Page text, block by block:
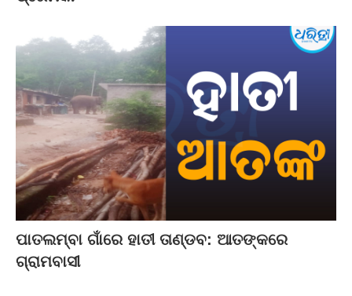
ପାତଲମ୍ବା ଗାଁରେ ହାତୀ ତାଣ୍ଡବ: ଆତଙ୍କରେ
ଗ୍ରାମବାସୀ